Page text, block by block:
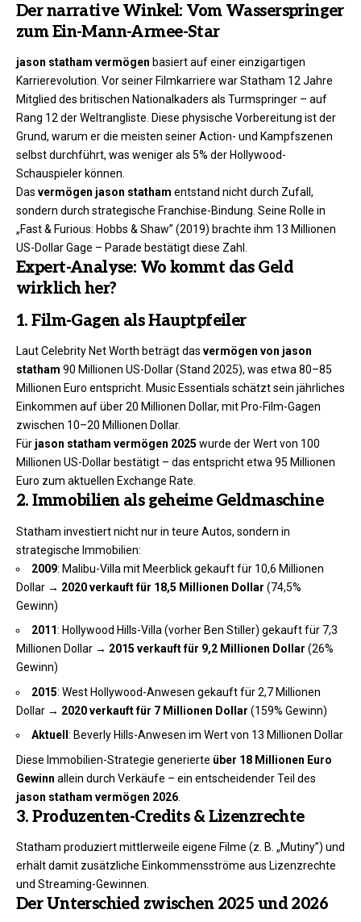
Der narrative Winkel: Vom Wasserspringer
zum Ein-Mann-Armee-Star
jason statham vermögen basiert auf einer einzigartigen
Karrierevolution. Vor seiner Filmkarriere war Statham 12 Jahre
Mitglied des britischen Nationalkaders als Turmspringer – auf
Rang 12 der Weltrangliste. Diese physische Vorbereitung ist der
Grund, warum er die meisten seiner Action- und Kampfszenen
selbst durchführt, was weniger als 5% der Hollywood-
Schauspieler können.
Das vermögen jason statham entstand nicht durch Zufall,
sondern durch strategische Franchise-Bindung. Seine Rolle in
„Fast & Furious: Hobbs & Shaw” (2019) brachte ihm 13 Millionen
US-Dollar Gage – Parade bestätigt diese Zahl.
Expert-Analyse: Wo kommt das Geld
wirklich her?
1. Film-Gagen als Hauptpfeiler
Laut Celebrity Net Worth beträgt das vermögen von jason
statham 90 Millionen US-Dollar (Stand 2025), was etwa 80–85
Millionen Euro entspricht. Music Essentials schätzt sein jährliches
Einkommen auf über 20 Millionen Dollar, mit Pro-Film-Gagen
zwischen 10–20 Millionen Dollar.
Für jason statham vermögen 2025 wurde der Wert von 100
Millionen US-Dollar bestätigt – das entspricht etwa 95 Millionen
Euro zum aktuellen Exchange Rate.
2. Immobilien als geheime Geldmaschine
Statham investiert nicht nur in teure Autos, sondern in
strategische Immobilien:
2009: Malibu-Villa mit Meerblick gekauft für 10,6 Millionen
Dollar → 2020 verkauft für 18,5 Millionen Dollar (74,5%
Gewinn)
2011: Hollywood Hills-Villa (vorher Ben Stiller) gekauft für 7,3
Millionen Dollar → 2015 verkauft für 9,2 Millionen Dollar (26%
Gewinn)
2015: West Hollywood-Anwesen gekauft für 2,7 Millionen
Dollar → 2020 verkauft für 7 Millionen Dollar (159% Gewinn)
Aktuell : Beverly Hills-Anwesen im Wert von 13 Millionen Dollar
Diese Immobilien-Strategie generierte über 18 Millionen Euro
Gewinn allein durch Verkäufe – ein entscheidender Teil des
jason statham vermögen 2026
3. Produzenten-Credits & Lizenzrechte
Statham produziert mittlerweile eigene Filme (z. B. „Mutiny”) und
erhält damit zusätzliche Einkommensströme aus Lizenzrechte
und Streaming-Gewinnen.
Der Unterschied zwischen 2025 und 2026